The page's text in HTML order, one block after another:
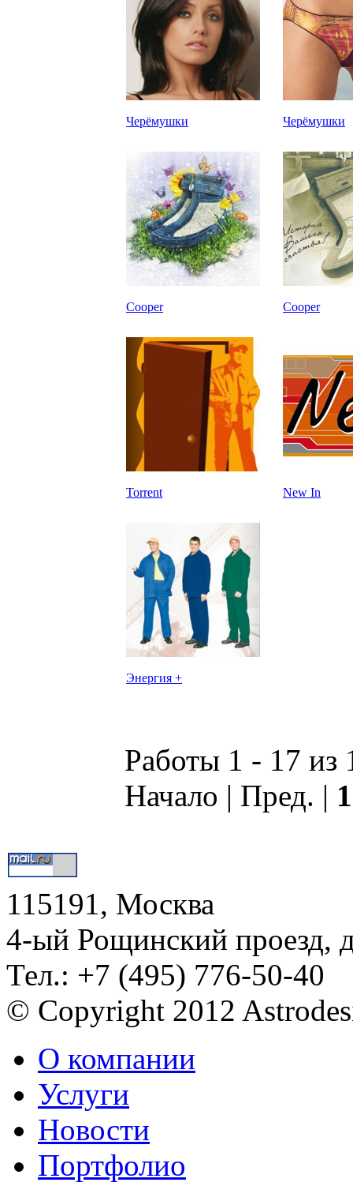
Черёмушки Черёмушки
Cooper Cooper
Torrent New In
Энергия +
Работы 1 - 17 из
Начало | Пред. | 1
115191, Москва
4-ый Рощинский проезд,
Тел.: +7 (495) 776-50-40
© Copyright 2012
О компании
Услуги
Новости
Портфолио